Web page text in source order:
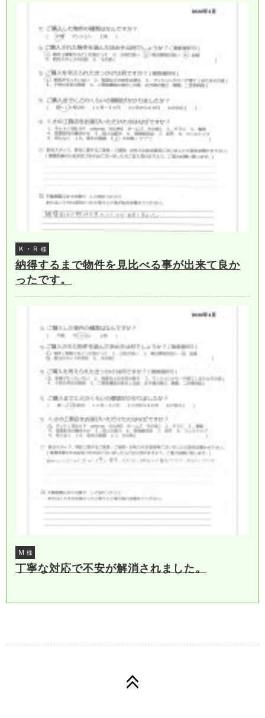
Ｋ・Ｒ 様
納得するまで物件を見比べる事が出来て良か
ったです。
Ｍ 様
丁寧な対応で不安が解消されました。